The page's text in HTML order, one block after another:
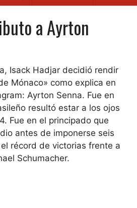
a Ayrton
Isack Hadjar decidió rendir
Mónaco» como explica en
Ayrton Senna. Fue en
resultó estar a los ojos
Fue en el principado que
antes de imponerse seis
récord de victorias frente a
Schumacher.